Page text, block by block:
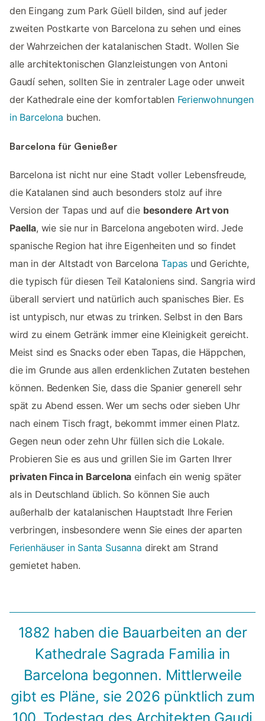
den Eingang zum Park Güell bilden, sind auf jeder
zweiten Postkarte von Barcelona zu sehen und eines
der Wahrzeichen der katalanischen Stadt. Wollen Sie
alle architektonischen Glanzleistungen von Antoni
Gaudí sehen, sollten Sie in zentraler Lage oder unweit
der Kathedrale eine der komfortablen Ferienwohnungen
in Barcelona buchen.
Barcelona für Genießer
Barcelona ist nicht nur eine Stadt voller Lebensfreude,
die Katalanen sind auch besonders stolz auf ihre
Version der Tapas und auf die besondere Art von
Paella, wie sie nur in Barcelona angeboten wird. Jede
spanische Region hat ihre Eigenheiten und so findet
man in der Altstadt von BarcelonaTapas und Gerichte,
die typisch für diesen Teil Kataloniens sind. Sangria wird
überall serviert und natürlich auch spanisches Bier. Es
ist untypisch, nur etwas zu trinken. Selbst in den Bars
wird zu einem Getränk immer eine Kleinigkeit gereicht.
Meist sind es Snacks oder eben Tapas, die Häppchen,
die im Grunde aus allen erdenklichen Zutaten bestehen
können. Bedenken Sie, dass die Spanier generell sehr
spät zu Abend essen. Wer um sechs oder sieben Uhr
nach einem Tisch fragt, bekommt immer einen Platz.
Gegen neun oder zehn Uhr füllen sich die Lokale.
Probieren Sie es aus und grillen Sie im Garten Ihrer
privaten Finca in Barcelona einfach ein wenig später
als in Deutschland üblich. So können Sie auch
außerhalb der katalanischen Hauptstadt Ihre Ferien
verbringen, insbesondere wenn Sie eines der aparten
Ferienhäuser in Santa Susanna direkt am Strand
gemietet haben.
1882 haben die Bauarbeiten an der
Kathedrale Sagrada Familia in
Barcelona begonnen. Mittlerweile
gibt es Pläne, sie 2026 pünktlich zum